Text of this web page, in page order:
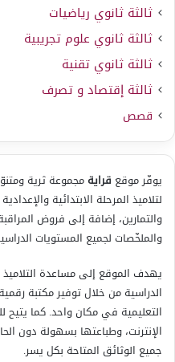
ثالثة ثانوي رياضيات
ثالثة ثانوي علوم تجريبية
ثالثة ثانوي تقنية
ثالثة إقتصاد و تصرف
قصص
يوفّر موقع قرايةمجموعة ثرية
لتلاميذ المرحلة الابتدائية
والتمارين، إضافة إلى فروض
والملخّصات لجميع المستويات
يهدف الموقع إلى مساعدة التلاميذ
الدراسية من خلال توفير مكتبة
التعليمية في مكان واحد. كما يتيح
الإنترنت، وطباعتها بسهولة دون
جميع الوثائق المتاحة بكل يسر.